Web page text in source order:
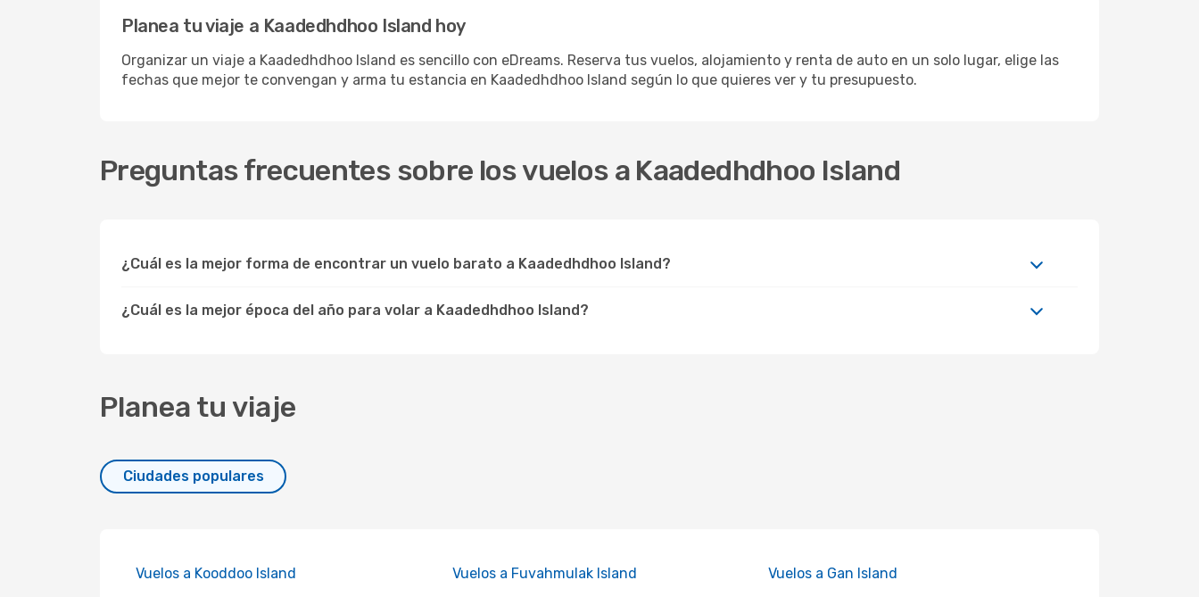
Planea tu viaje a Kaadedhdhoo Island hoy
Organizar un viaje a Kaadedhdhoo Island es sencillo con eDreams. Reserva tus vuelos, alojamiento y renta de auto en un solo lugar, elige las
fechas que mejor te convengan y arma tu estancia en Kaadedhdhoo Island según lo que quieres ver y tu presupuesto.
Preguntas frecuentes sobre los vuelos a Kaadedhdhoo Island
¿Cuál es la mejor forma de encontrar un vuelo barato a Kaadedhdhoo Island?
¿Cuál es la mejor época del año para volar a Kaadedhdhoo Island?
Planea tu viaje
Ciudades populares
Vuelos a Kooddoo Island Vuelos a Fuvahmulak Island Vuelos a Gan Island